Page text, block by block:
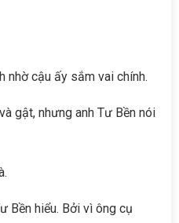
nhờ cậu ấy sắm vai chính.
gật, nhưng anh Tư Bền nói
Bền hiểu. Bởi vì ông cụ